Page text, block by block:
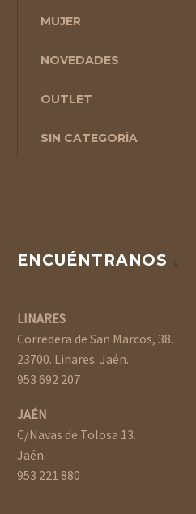
MUJER
NOVEDADES
OUTLET
SIN CATEGORÍA
ENCUÉNTRANOS
LINARES
Corredera de San Marcos, 38.
23700. Linares. Jaén.
953 692 207
JAÉN
C/Navas de Tolosa 13.
Jaén.
953 221 880